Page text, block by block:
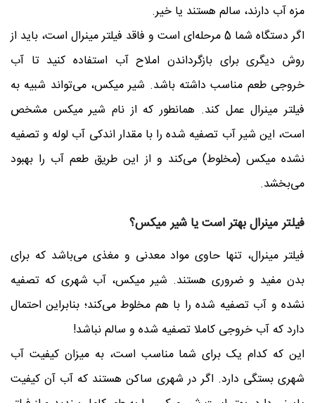
مزه آب دارند، سالم هستند یا خیر.
اگر دستگاه شما 5 مرحله‌ای است و فاقد فیلتر مینرال است، باید از
روش دیگری برای بازگرداندن املاح آب استفاده کنید تا آب
خروجی طعم مناسب داشته باشد. شیر میکس، می‌تواند شبیه به
فیلتر مینرال عمل کند. همانطور که از نام شیر میکس مشخص
است، این شیر آب تصفیه شده را با مقدار اندکی آب لوله و تصفیه
نشده میکس (مخلوط) می‌کند و از این طریق طعم آب را بهبود
می‌بخشد.
فیلتر مینرال بهتر است یا شیر میکس؟
فیلتر مینرال، تنها حاوی مواد معدنی و مغذی می‌باشد که برای
بدن مفید و ضروری هستند. شیر میکس، آب شهری که تصفیه
نشده و آب تصفیه شده را با هم مخلوط می‌کند؛ بنابراین احتمال
دارد که آب خروجی کاملا تصفیه شده و سالم نباشد!
این که کدام یک برای شما مناسب است، به میزان کیفیت آب
شهری بستگی دارد. اگر در شهری ساکن هستند که آب آن کیفیت